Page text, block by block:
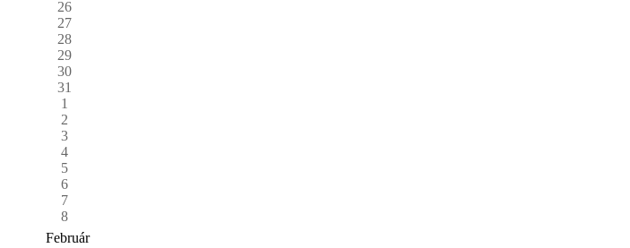
26
27
28
29
30
31
1
2
3
4
5
6
7
8
Február